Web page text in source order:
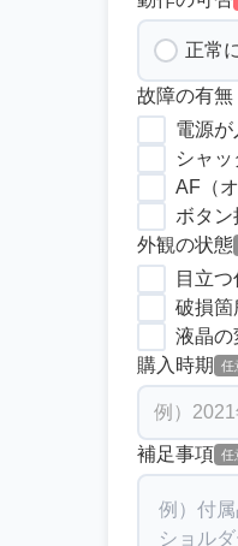
正常
故障の有無
電源が
シャ
AF（
ボタン
外観の状態
目立
破損箇
液晶の
購入時期
任
補足事項 任